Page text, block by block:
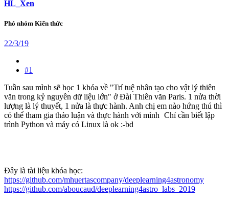
HL_Xen
Phó nhóm Kiến thức
22/3/19
#1
Tuần sau mình sẽ học 1 khóa về "Trí tuệ nhân tạo cho vật lý thiên
văn trong kỷ nguyên dữ liệu lớn" ở Đài Thiên văn Paris. 1 nửa thời
lượng là lý thuyết, 1 nửa là thực hành. Anh chị em nào hứng thú thì
có thể tham gia thảo luận và thực hành với mình Chỉ cần biết lập
trình Python và máy có Linux là ok :-bd
Đây là tài liệu khóa học:
https://github.com/mhuertascompany/deeplearning4astronomy
https://github.com/aboucaud/deeplearning4astro_labs_2019